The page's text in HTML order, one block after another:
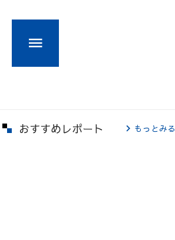
おすすめレポート もっとみる